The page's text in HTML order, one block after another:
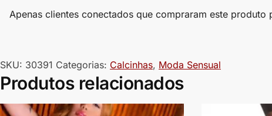
Apenas clientes conectados que compraram este produto
SKU: 30391 Categorias: Calcinhas, Moda Sensual
Produtos relacionados